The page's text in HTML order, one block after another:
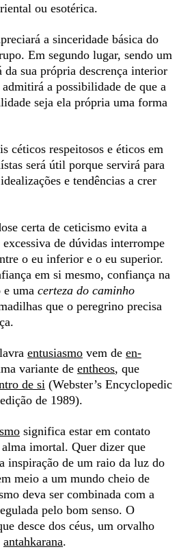
ou esotérica.
a sinceridade básica do
Em segundo lugar, sendo um
sua própria descrença interior
a possibilidade de que a
seja ela própria uma forma
céticos respeitosos e éticos em
será útil porque servirá para
e tendências a crer
certa de ceticismo evita a
de dúvidas interrompe
o eu inferior e o eu superior.
em si mesmo, confiança na
uma certeza do caminho
que o peregrino precisa
entusiasmo vem de en-
variante de entheos, que
de si (Webster’s Encyclopedic
de 1989).
significa estar em contato
imortal. Quer dizer que
inspiração de um raio da luz do
meio a um mundo cheio de
deva ser combinada com a
pelo bom senso. O
desce dos céus, um orvalho
antahkarana.